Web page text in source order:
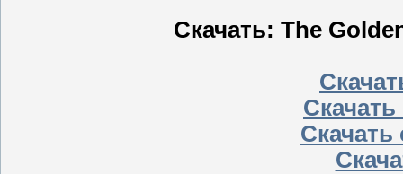
Скачать: The
Скачать